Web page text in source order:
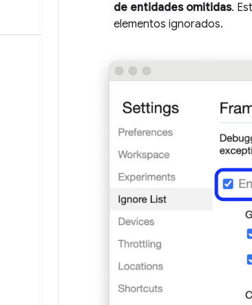
de entidades omitidas.
elementos ignorados.